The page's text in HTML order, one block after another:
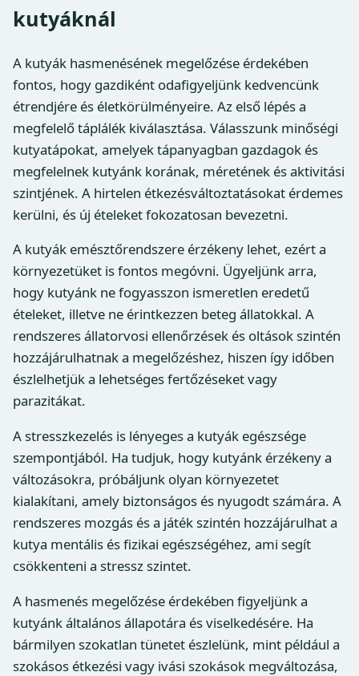
kutyáknál
A kutyák hasmenésének megelőzése érdekében
fontos, hogy gazdiként odafigyeljünk kedvencünk
étrendjére és életkörülményeire. Az első lépés a
megfelelő táplálék kiválasztása. Válasszunk minőségi
kutyatápokat, amelyek tápanyagban gazdagok és
megfelelnek kutyánk korának, méretének és aktivitási
szintjének. A hirtelen étkezésváltoztatásokat érdemes
kerülni, és új ételeket fokozatosan bevezetni.
A kutyák emésztőrendszere érzékeny lehet, ezért a
környezetüket is fontos megóvni. Ügyeljünk arra,
hogy kutyánk ne fogyasszon ismeretlen eredetű
ételeket, illetve ne érintkezzen beteg állatokkal. A
rendszeres állatorvosi ellenőrzések és oltások szintén
hozzájárulhatnak a megelőzéshez, hiszen így időben
észlelhetjük a lehetséges fertőzéseket vagy
parazitákat.
A stresszkezelés is lényeges a kutyák egészsége
szempontjából. Ha tudjuk, hogy kutyánk érzékeny a
változásokra, próbáljunk olyan környezetet
kialakítani, amely biztonságos és nyugodt számára. A
rendszeres mozgás és a játék szintén hozzájárulhat a
kutya mentális és fizikai egészségéhez, ami segít
csökkenteni a stressz szintet.
A hasmenés megelőzése érdekében figyeljünk a
kutyánk általános állapotára és viselkedésére. Ha
bármilyen szokatlan tünetet észlelünk, mint például a
szokásos étkezési vagy ivási szokások megváltozása,